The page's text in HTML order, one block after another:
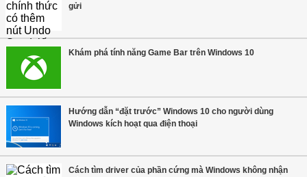
gửi
Khám phá tính năng Game Bar trên Windows 10
Hướng dẫn “đặt trước” Windows 10 cho người dùng
Windows kích hoạt qua điện thoại
Cách tìm driver của phần cứng mà Windows không nhận